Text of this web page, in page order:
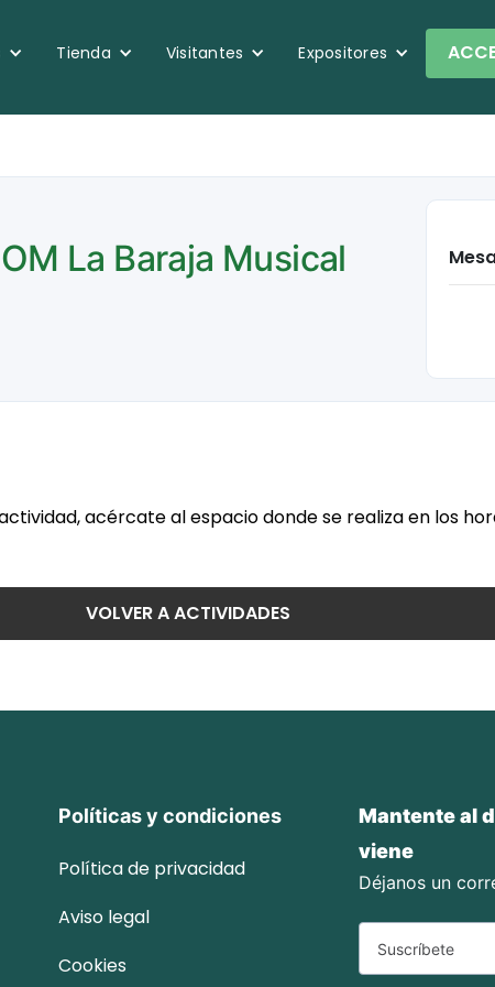
Tienda Visitantes Expositores
La Baraja Musical
acércate al espacio donde se realiza en los
VOLVER A ACTIVIDADES
Políticas y condiciones
Política de privacidad
Aviso legal
Cookies
Mantente al
viene
Déjanos un